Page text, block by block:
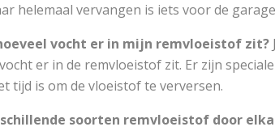
helemaal vervangen is iets voor de
vocht er in mijn remvloeistof zit?
er in de remvloeistof zit. Er zijn
tijd is om de vloeistof te verversen.
soorten remvloeistof door